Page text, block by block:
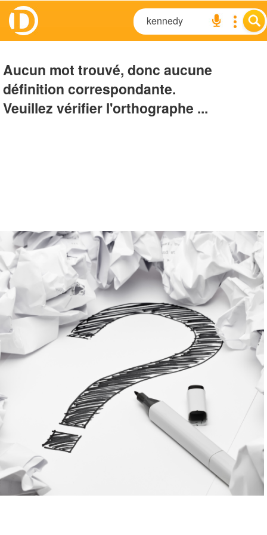
Aucun mot trouvé, donc aucune
définition correspondante.
Veuillez vérifier l'orthographe ...